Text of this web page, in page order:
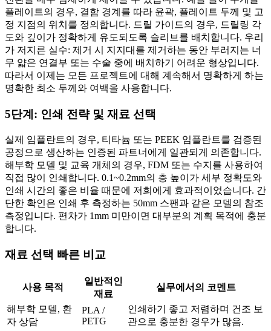
플레이트의 경우, 결함 경계를 따라 윤곽, 플레이트 두께 및 고
정 지점의 위치를 정의합니다. 드릴 가이드의 경우, 드릴링 각
도와 깊이가 정확하게 유도되도록 슬리브를 배치합니다. 우리
가 저지른 실수: 제거 시 지지대를 제거하는 동안 부러지는 너
무 얇은 연결부 또는 수술 중에 배치하기 어려운 형상입니다.
따라서 이제는 모든 프로젝트에 대해 계속해서 명확하게 하는
명확한 최소 두께와 여백을 사용합니다.
5단계: 인쇄 전략 및 재료 선택
실제 임플란트의 경우, 티타늄 또는 PEEK 임플란트를 검증된
공정으로 생산하는 인증된 파트너에게 일관되게 의존합니다.
해부학 모델 및 교육 개체의 경우, FDM 또는 수지를 사용하여
직접 많이 인쇄합니다. 0.1~0.2mm의 층 높이가 세부 정확도와
인쇄 시간의 좋은 비율 때문에 저희에게 효과적이었습니다. 간
단한 확인은 인쇄 후 측정하는 50mm 스팬과 같은 모델의 참조
측정입니다. 편차가 1mm 미만이면 대부분의 계획 목적에 충분
합니다.
재료 선택 빠른 비교
사용 목적
일반적인
재료
실무에서의 코멘트
해부학 모델, 환
자 상담
PLA /
PETG
인쇄하기 좋고 저렴하며 건조 보
관으로 충분한 경우가 많음.